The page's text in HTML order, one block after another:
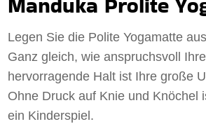
Legen Sie die Polite Yogamatte
Ganz gleich, wie anspruchsvoll
hervorragende Halt ist Ihre große
Ohne Druck auf Knie und Knöchel
ein Kinderspiel.